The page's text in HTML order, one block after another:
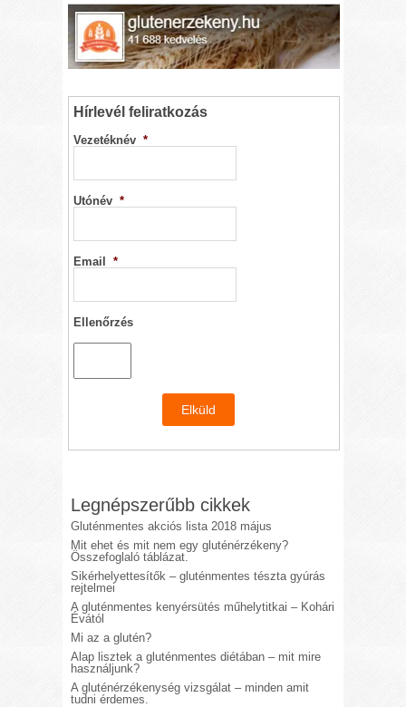
Hírlevél feliratkozás
Vezetéknév *
Utónév *
Email *
Ellenőrzés
Legnépszerűbb cikkek
Gluténmentes akciós lista 2018 május
Mit ehet és mit nem egy gluténérzékeny?
Összefoglaló táblázat.
Sikérhelyettesítők – gluténmentes tészta gyúrás
rejtelmei
A gluténmentes kenyérsütés műhelytitkai – Kohári
Évától
Mi az a glutén?
Alap lisztek a gluténmentes diétában – mit mire
használjunk?
A gluténérzékenység vizsgálat – minden amit
tudni érdemes.